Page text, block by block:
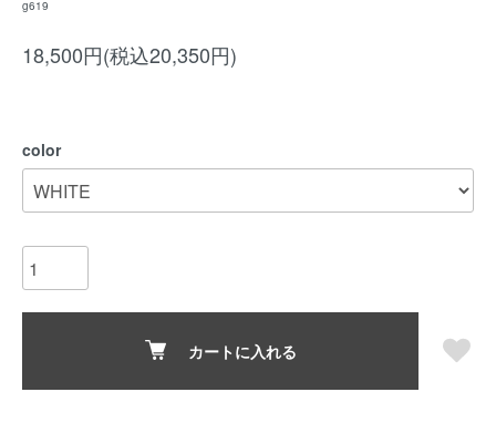
g619
18,500円(税込20,350円)
color
カートに入れる